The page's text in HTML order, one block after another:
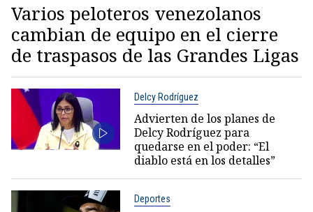
Varios peloteros venezolanos
cambian de equipo en el cierre
de traspasos de las Grandes Ligas
Delcy Rodríguez
Advierten de los planes de
Delcy Rodríguez para
quedarse en el poder: “El
diablo está en los detalles”
Deportes